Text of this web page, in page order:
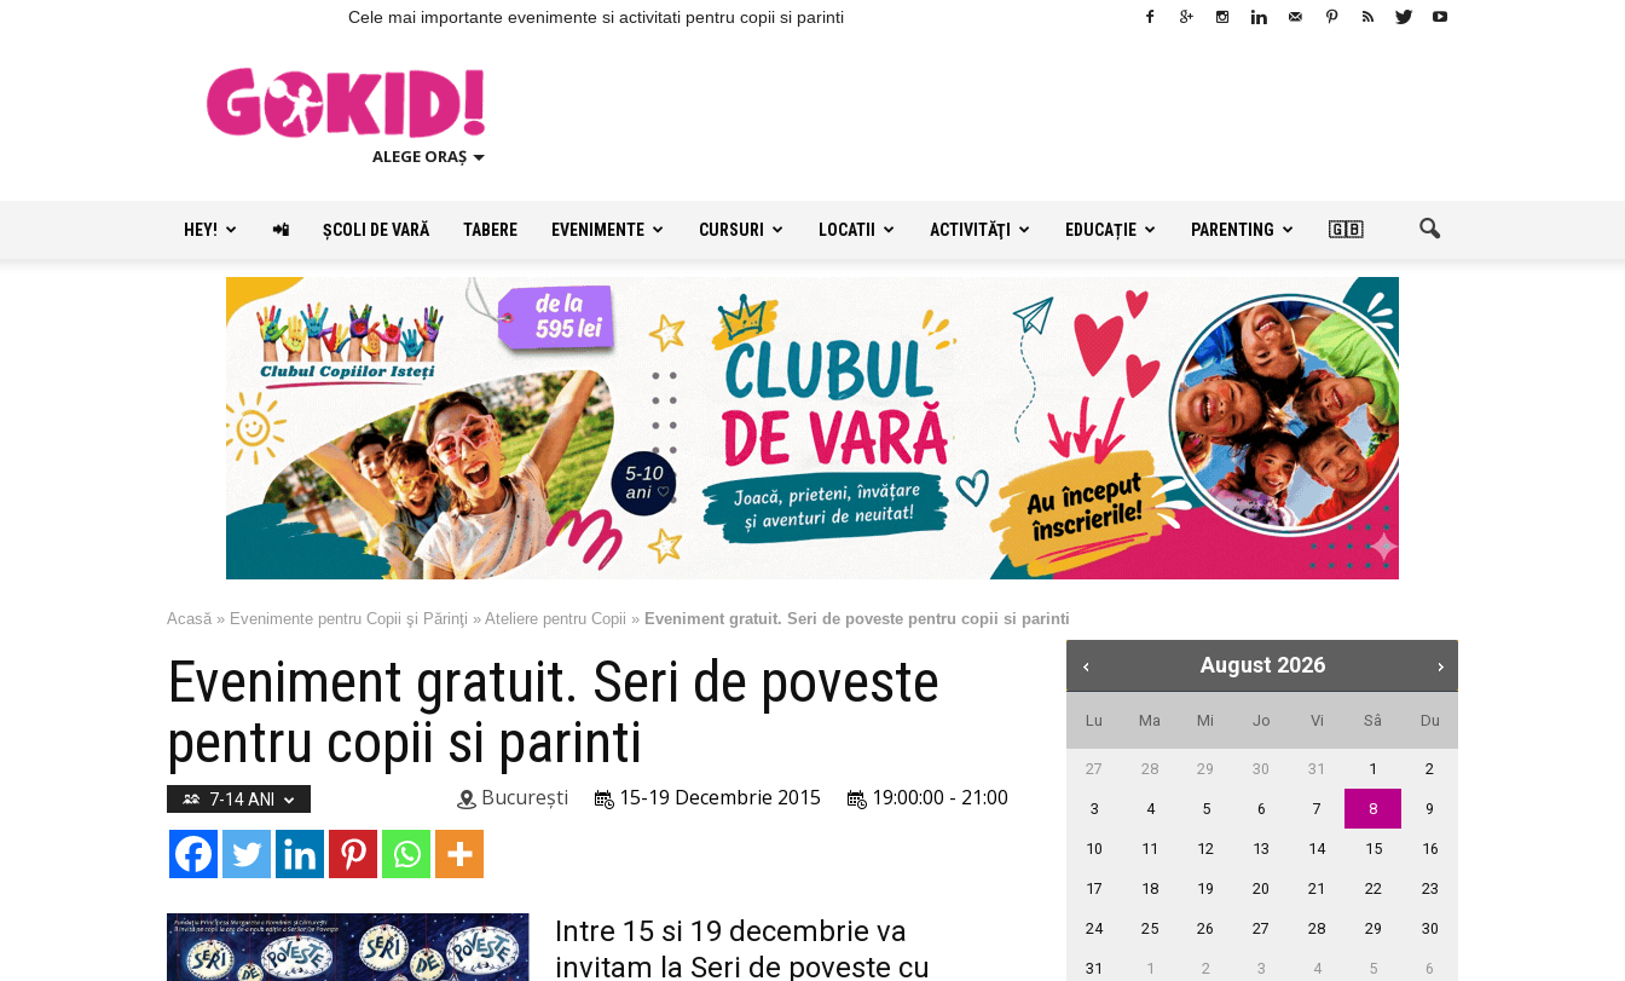
Cele mai importante evenimente si activitati pentru copii si parinti
ALEGE ORAȘ
HEY! 📲 ŞCOLI DE VARĂ TABERE EVENIMENTE CURSURI LOCATII ACTIVITĂŢI EDUCAȚIE PARENTING 🇬🇧
Acasă » Evenimente pentru Copii şi Părinţi » Ateliere pentru Copii » Eveniment gratuit. Seri de poveste pentru copii si parinti
Eveniment gratuit. Seri de poveste
pentru copii si parinti
7-14 ANI 19:00:00 - 21:00
15-19 Decembrie 2015
București
Intre 15 si 19 decembrie va
invitam la Seri de poveste cu
August 2026
Lu Ma Mi Jo Vi Sâ Du
27 28 29 30 31 1 2
3 4 5 6 7 8 9
10 11 12 13 14 15 16
17 18 19 20 21 22 23
24 25 26 27 28 29 30
31 1 2 3 4 5 6